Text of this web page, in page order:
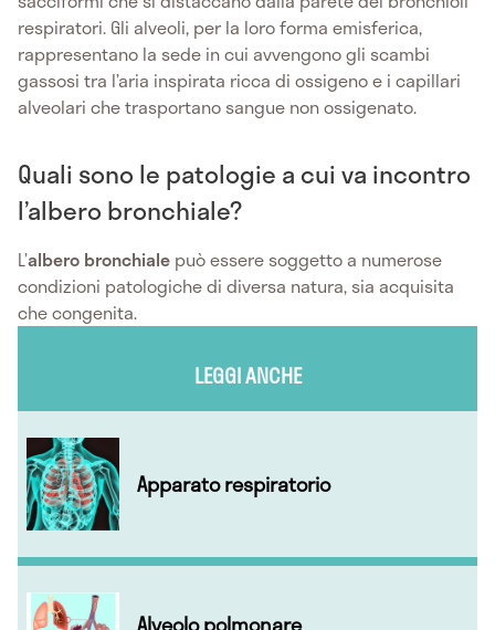
respiratori. Gli alveoli, per la loro forma emisferica,
rappresentano la sede in cui avvengono gli scambi
gassosi tra l’aria inspirata ricca di ossigeno e i capillari
alveolari che trasportano sangue non ossigenato.
Quali sono le patologie a cui va incontro
l’albero bronchiale?
L’albero bronchiale può essere soggetto a numerose
condizioni patologiche di diversa natura, sia acquisita
che congenita.
LEGGI ANCHE
Apparato respiratorio